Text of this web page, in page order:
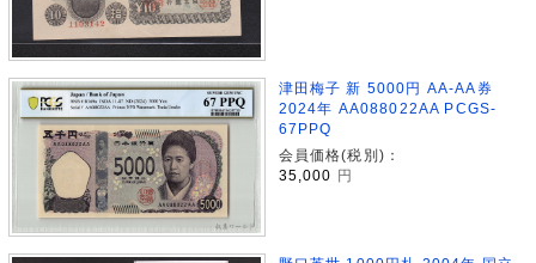
津田梅子 新 5000円 AA-AA券
2024年 AA088022AA PCGS-
67PPQ
会員価格(税別)：
35,000 円